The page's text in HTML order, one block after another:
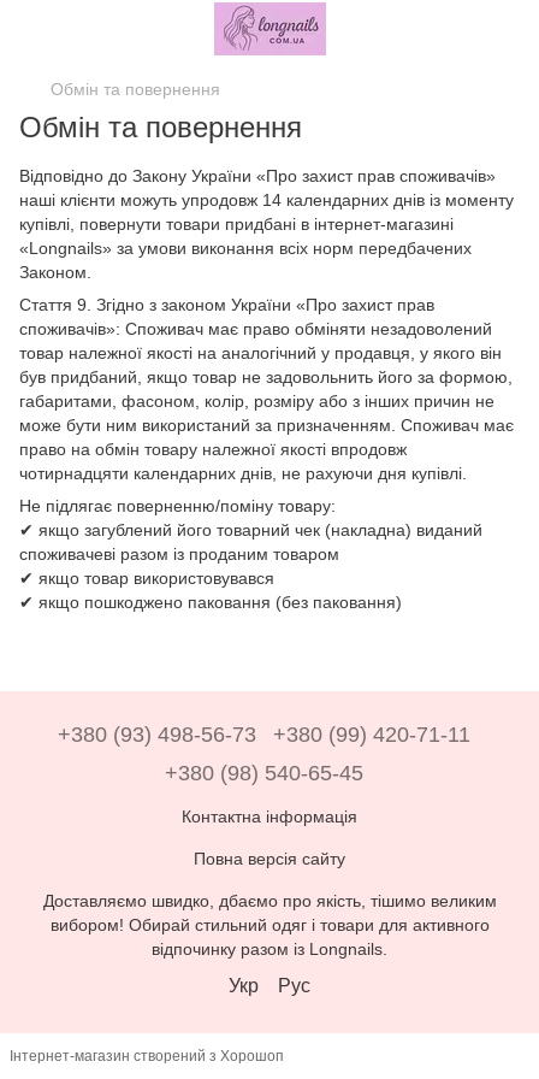
Обмін та повернення
Обмін та повернення
Відповідно до Закону України «Про захист прав споживачів»
наші клієнти можуть упродовж 14 календарних днів із моменту
купівлі, повернути товари придбані в інтернет-магазині
«Longnails» за умови виконання всіх норм передбачених
Законом.
Стаття 9. Згідно з законом України «Про захист прав
споживачів»: Споживач має право обміняти незадоволений
товар належної якості на аналогічний у продавця, у якого він
був придбаний, якщо товар не задовольнить його за формою,
габаритами, фасоном, колір, розміру або з інших причин не
може бути ним використаний за призначенням. Споживач має
право на обмін товару належної якості впродовж
чотирнадцяти календарних днів, не рахуючи дня купівлі.
Не підлягає поверненню/поміну товару:
✔ якщо загублений його товарний чек (накладна) виданий
споживачеві разом із проданим товаром
✔ якщо товар використовувався
✔ якщо пошкоджено паковання (без паковання)
+380 (93) 498-56-73
+380 (99) 420-71-11
+380 (98) 540-65-45
Контактна інформація
Повна версія сайту
Доставляємо швидко, дбаємо про якість, тішимо великим
вибором! Обирай стильний одяг і товари для активного
відпочинку разом із Longnails.
Укр Рус
Інтернет-магазин створений з Хорошоп